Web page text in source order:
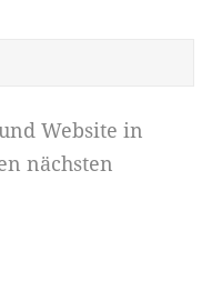
Website in
nächsten